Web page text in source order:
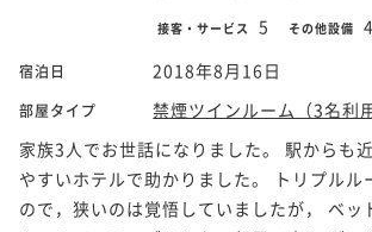
接客・サービス 5 その他設備 4
宿泊日 2018年8月16日
部屋タイプ
禁煙ツインルーム（3名
家族3人でお世話になりました。 駅からも
やすいホテルで助かりました。 トリプルル
ので，狭いのは覚悟していましたが， ベッ